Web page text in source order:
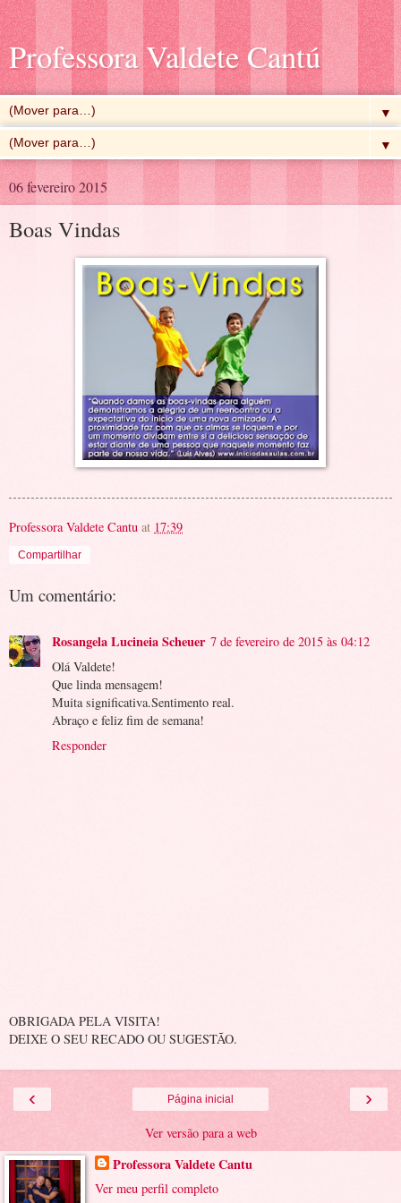
Professora Valdete Cantú
▼
▼
06 fevereiro 2015
Boas Vindas
Professora Valdete Cantu at 17:39
Compartilhar
Um comentário:
Rosangela Lucineia Scheuer 7 de fevereiro de 2015 às 04:12
Olá Valdete!
Que linda mensagem!
Muita significativa.Sentimento real.
Abraço e feliz fim de semana!
Responder
OBRIGADA PELA VISITA!
DEIXE O SEU RECADO OU SUGESTÃO.
‹ ›
Página inicial
Ver versão para a web
Professora Valdete Cantu
Ver meu perfil completo